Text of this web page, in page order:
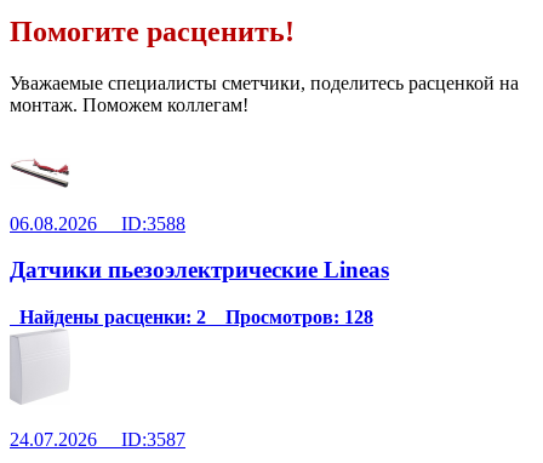
Помогите расценить!
Уважаемые специалисты сметчики, поделитесь расценкой на
монтаж. Поможем коллегам!
06.08.2026 ID:3588
Датчики пьезоэлектрические Lineas
Найдены расценки: 2 Просмотров: 128
24.07.2026 ID:3587